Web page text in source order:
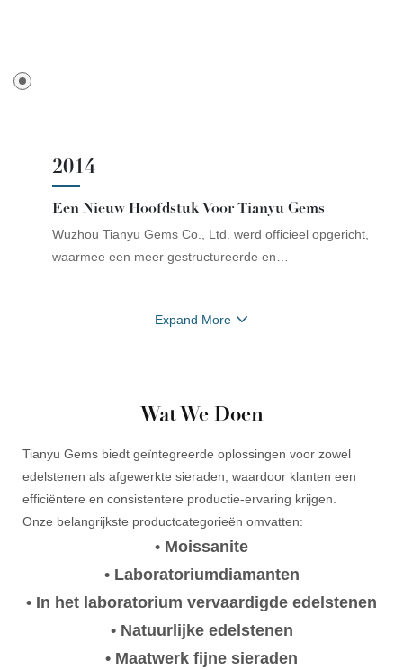
2014
Een Nieuw Hoofdstuk Voor Tianyu Gems
Wuzhou Tianyu Gems Co., Ltd. werd officieel opgericht,
waarmee een meer gestructureerde en
Expand More
Wat We Doen
Tianyu Gems biedt geïntegreerde oplossingen voor zowel
edelstenen als afgewerkte sieraden, waardoor klanten een
efficiëntere en consistentere productie-ervaring krijgen.
Onze belangrijkste productcategorieën omvatten:
• Moissanite
• Laboratoriumdiamanten
• In het laboratorium vervaardigde edelstenen
• Natuurlijke edelstenen
• Maatwerk fijne sieraden